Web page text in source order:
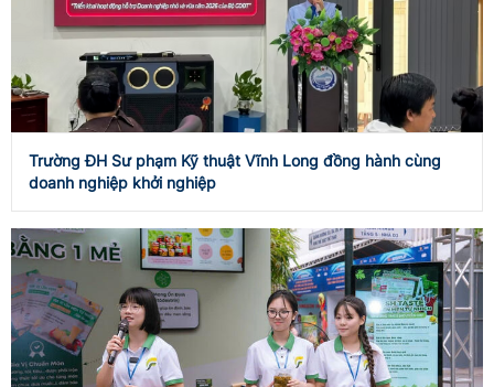
Trường ĐH Sư phạm Kỹ thuật Vĩnh Long đồng hành cùng
doanh nghiệp khởi nghiệp